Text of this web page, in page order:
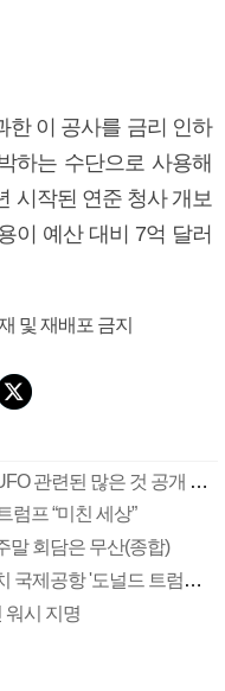
한 이 공사를 금리 인하
하는 수단으로 사용해
시작된 연준 청사 개보
이 예산 대비 7억 달러
및 재배포 금지
외계 생명체 비밀 풀리나…트럼프 “UFO 관련된 많은 것 공개 예정”
럼프 “미친 세상”
말 회담은 무산(종합)
'트럼프 세상' 만들고 싶은가 …팜비치 국제공항 '도널드 트럼프 국제공항' 된다
워시 지명